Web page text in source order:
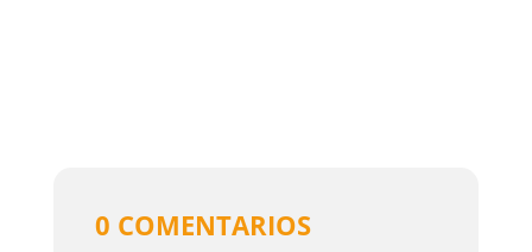
0 COMENTARIOS